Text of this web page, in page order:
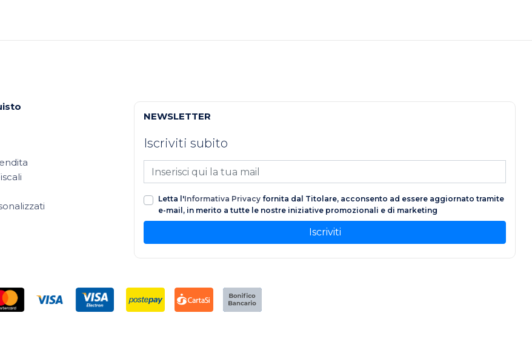
NEWSLETTER
Iscriviti subito
Letta l'Informativa Privacy fornita dal Titolare, acconsento ad essere aggiornato tramite
e-mail, in merito a tutte le nostre iniziative promozionali e di marketing
Iscriviti